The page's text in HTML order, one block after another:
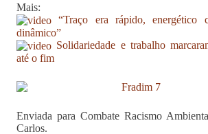
Mais:
“Traço era rápido, energético
dinâmico”
Solidariedade e trabalho
até o fim
Enviada para Combate Racismo
Carlos.